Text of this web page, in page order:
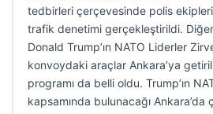
tedbirleri çerçevesinde polis
trafik denetimi gerçekleştirildi.
Donald Trump’ın NATO Liderler
konvoydaki araçlar Ankara’ya
programı da belli oldu. Trump’ın
kapsamında bulunacağı Ankara’da